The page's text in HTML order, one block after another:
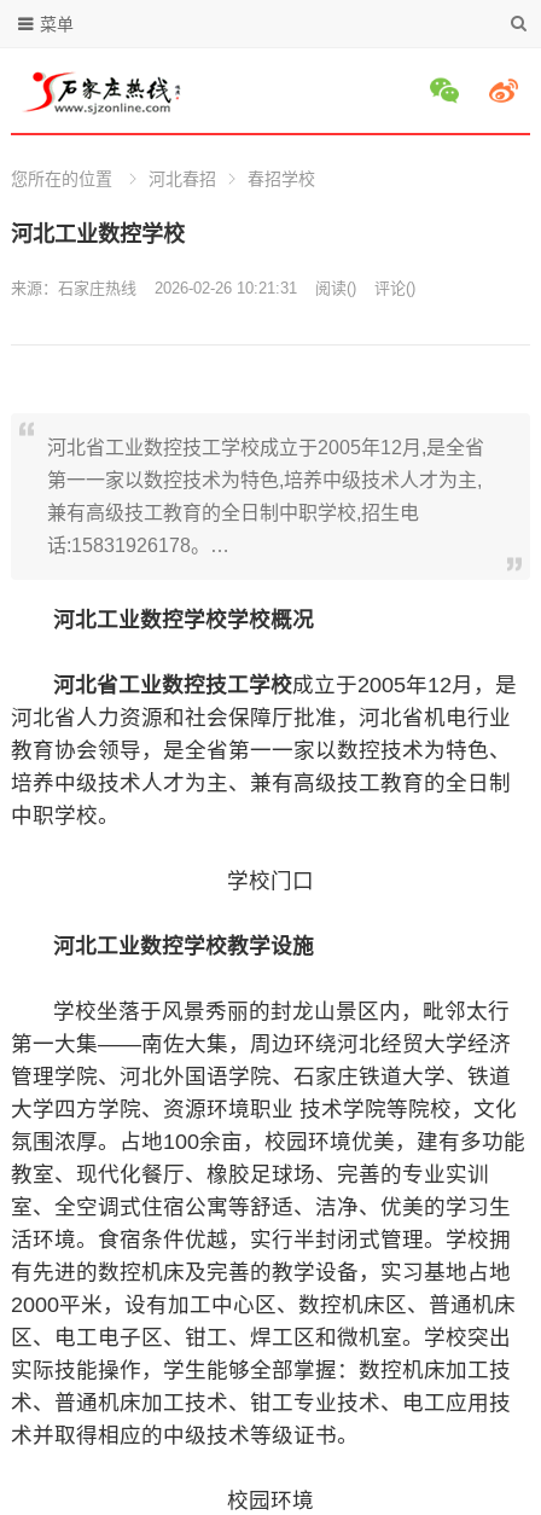
菜单
您所在的位置 河北春招 春招学校
河北工业数控学校
来源： 石家庄热线 2026-02-26 10:21:31 阅读() 评论()
河北省工业数控技工学校成立于2005年12月,是全省
第一一家以数控技术为特色,培养中级技术人才为主,
兼有高级技工教育的全日制中职学校,招生电
话:15831926178。…
河北工业数控学校学校概况
河北省工业数控技工学校成立于2005年12月，是
河北省人力资源和社会保障厅批准，河北省机电行业
教育协会领导，是全省第一一家以数控技术为特色、
培养中级技术人才为主、兼有高级技工教育的全日制
中职学校。
学校门口
河北工业数控学校教学设施
学校坐落于风景秀丽的封龙山景区内，毗邻太行
第一大集——南佐大集，周边环绕河北经贸大学经济
管理学院、河北外国语学院、石家庄铁道大学、铁道
大学四方学院、资源环境职业 技术学院等院校，文化
氛围浓厚。占地100余亩，校园环境优美，建有多功能
教室、现代化餐厅、橡胶足球场、完善的专业实训
室、全空调式住宿公寓等舒适、洁净、优美的学习生
活环境。食宿条件优越，实行半封闭式管理。学校拥
有先进的数控机床及完善的教学设备，实习基地占地
2000平米，设有加工中心区、数控机床区、普通机床
区、电工电子区、钳工、焊工区和微机室。学校突出
实际技能操作，学生能够全部掌握：数控机床加工技
术、普通机床加工技术、钳工专业技术、电工应用技
术并取得相应的中级技术等级证书。
校园环境